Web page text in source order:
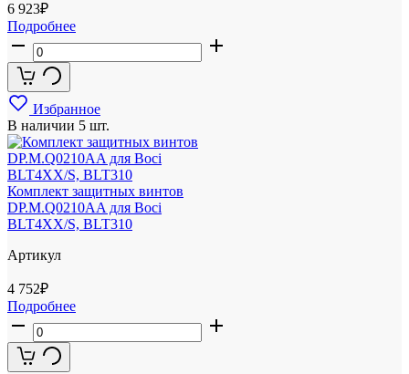
6 923₽
Подробнее
Избранное
В наличии 5 шт.
Комплект защитных винтов
DP.M.Q0210AA для Boci
BLT4XX/S, BLT310
Артикул
4 752₽
Подробнее